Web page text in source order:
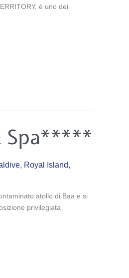
è uno dei
Spa*****
, Royal Island,
atollo di Baa e si
privilegiata